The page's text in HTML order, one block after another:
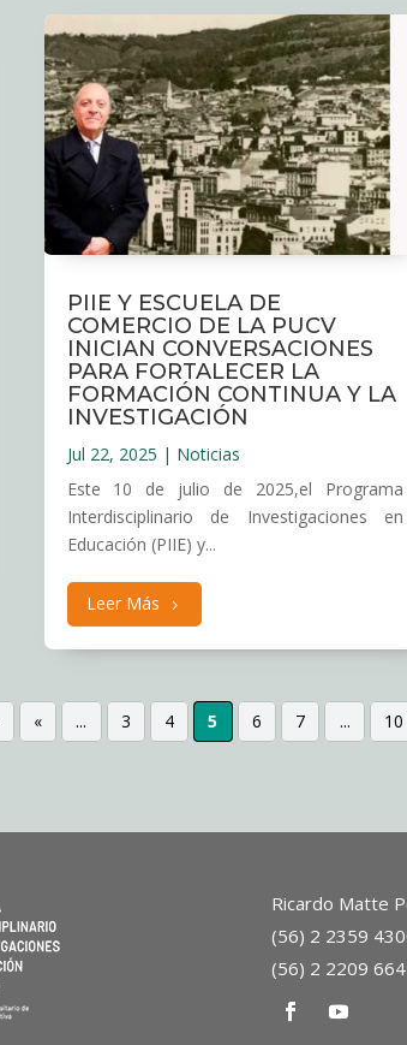
PIIE Y ESCUELA DE
COMERCIO DE LA PUCV
INICIAN CONVERSACIONES
PARA FORTALECER LA
FORMACIÓN CONTINUA Y LA
INVESTIGACIÓN
Jul 22, 2025 | Noticias
Este 10 de julio de 2025,el Programa
Interdisciplinario de Investigaciones en
Educación (PIIE) y...
Leer Más
« ... 3 4 5 6 7 ... 10
Ricardo Matte
(56) 2 2359
(56) 2 2209